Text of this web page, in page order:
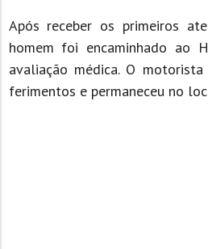
Após receber os primeiros
homem foi encaminhado ao
avaliação médica. O
ferimentos e permaneceu no